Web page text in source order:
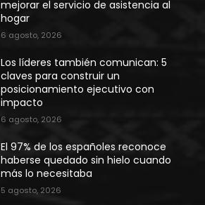
mejorar el servicio de asistencia al
hogar
6 agosto, 2026
Los líderes también comunican: 5
claves para construir un
posicionamiento ejecutivo con
impacto
6 agosto, 2026
El 97% de los españoles reconoce
haberse quedado sin hielo cuando
más lo necesitaba
5 agosto, 2026